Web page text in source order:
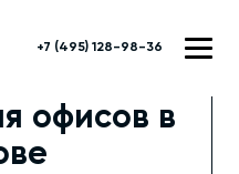
+7 (495) 128-98-36
офисов в